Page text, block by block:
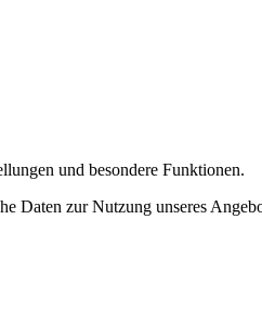
und besondere Funktionen.
Daten zur Nutzung unseres